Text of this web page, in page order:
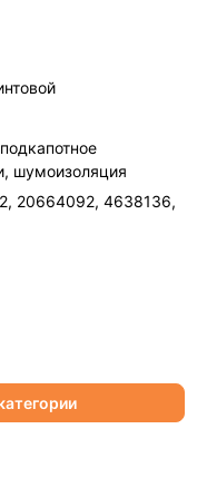
шумоизоляция
20664092, 4638136,